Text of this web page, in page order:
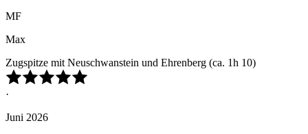
MF
Max
Zugspitze mit Neuschwanstein und Ehrenberg (ca. 1h 10)
·
Juni 2026